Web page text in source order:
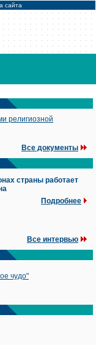
сайта
религиозной
Все документы
страны работает
Подробнее
Все интервью
чудо"